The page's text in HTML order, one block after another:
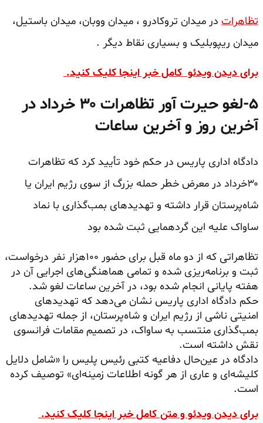
تظاهرات در میدان تروکادرو ، میدان ووبان، میدان باستیل،
میدان ریپوبلیک و بسیاری نقاط دیگر .
برای دیدن ویدئو کامل خبر اینجا کلیک کنید.
۵-
لغو حیرت آور تظاهرات ۳۰ خرداد در
آخرین روز و آخرین ساعات
دادگاه اداری پاریس در حکم خود تأیید کرد که تظاهرات
۳۰خرداد در معرض خطر حمله بزرگ از سوی رژیم ایران یا
شاه‌پرستان قرار داشته و تهدیدهای بمب‌گذاری با نماد
ساواک علیه این گردهمایی ثبت شده بود
تظاهراتی که از دو ماه قبل برای حضور ۱۰۰هزار نفر درخواست،
ثبت و برنامه‌ریزی شده و تمامی هماهنگی‌های اجرایی آن در
هفته پایانی انجام شده بود، در آخرین ساعات لغو شد.
حکم دادگاه اداری پاریس نشان می‌دهد که تهدیدهای
امنیتی ناشی از رژیم ایران و شاه‌پرستان، از جمله تهدیدهای
بمب‌گذاری منتسب به ساواک، در تصمیم مقامات فرانسوی
نقش داشته است.
دادگاه در عین‌حال دفاعیه کتبی رئیس پلیس را «شامل دلایل
کلیشه‌ای و عاری از هر گونه اطلاعات زمینه‌ای» توصیف کرده
است.
برای دیدن ویدئو و متن کامل خبر اینجا کلیک کنید.